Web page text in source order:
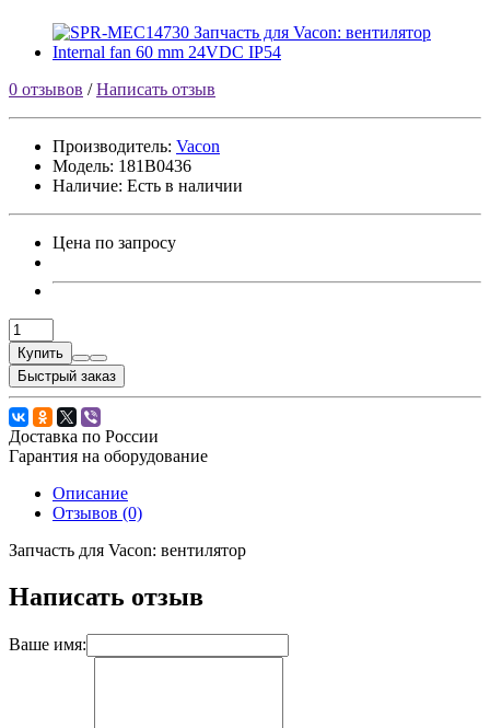
0 отзывов /Написать отзыв
Производитель: Vacon
Модель: 181B0436
Наличие: Есть в наличии
Цена по запросу
Купить
Быстрый заказ
Доставка по России
Гарантия на оборудование
Описание
Отзывов (0)
Запчасть для Vacon: вентилятор
Написать отзыв
Ваше имя: